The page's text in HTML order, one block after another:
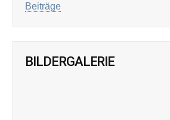
Beiträge
BILDERGALERIE